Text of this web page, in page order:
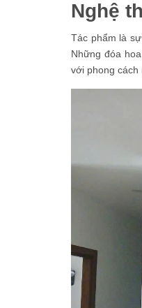
Nghệ
Tác phẩm là
Những đóa
với phong cách